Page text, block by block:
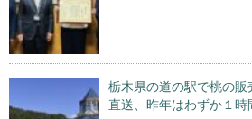
栃木県の道の駅で桃の
直送、昨年はわずか１時